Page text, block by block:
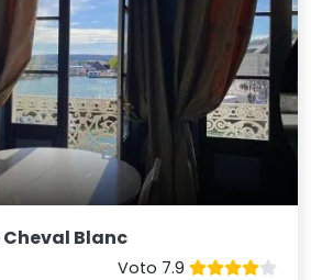
Cheval Blanc
Voto 7.9